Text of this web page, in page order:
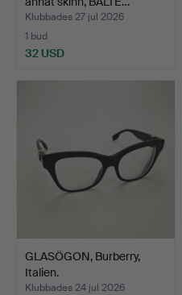
Klubbades 27 jul 2026
1 bud
32 USD
GLASÖGON, Burberry,
Italien.
Klubbades 24 jul 2026